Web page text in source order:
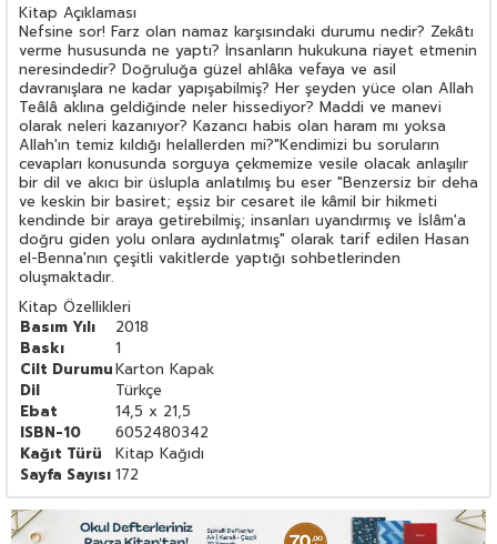
Kitap Açıklaması
Nefsine sor! Farz olan namaz karşısındaki durumu nedir? Zekâtı
verme hususunda ne yaptı? İnsanların hukukuna riayet etmenin
neresindedir? Doğruluğa güzel ahlâka vefaya ve asil
davranışlara ne kadar yapışabilmiş? Her şeyden yüce olan Allah
Teâlâ aklına geldiğinde neler hissediyor? Maddi ve manevi
olarak neleri kazanıyor? Kazancı habis olan haram mı yoksa
Allah'ın temiz kıldığı helallerden mi?"Kendimizi bu soruların
cevapları konusunda sorguya çekmemize vesile olacak anlaşılır
bir dil ve akıcı bir üslupla anlatılmış bu eser "Benzersiz bir deha
ve keskin bir basiret; eşsiz bir cesaret ile kâmil bir hikmeti
kendinde bir araya getirebilmiş; insanları uyandırmış ve İslâm'a
doğru giden yolu onlara aydınlatmış" olarak tarif edilen Hasan
el-Benna'nın çeşitli vakitlerde yaptığı sohbetlerinden
oluşmaktadır.
Kitap Özellikleri
Basım Yılı
2018
Baskı
1
Cilt DurumuKarton Kapak
Dil
Türkçe
Ebat
14,5 x 21,5
ISBN-10
6052480342
Kağıt Türü
Kitap Kağıdı
Sayfa Sayısı 172